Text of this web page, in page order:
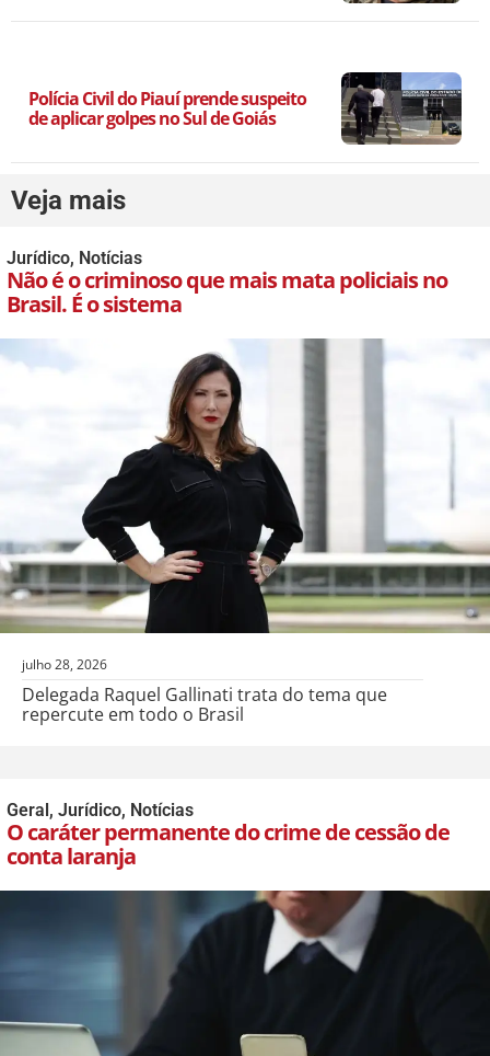
Polícia Civil do Piauí prende suspeito
de aplicar golpes no Sul de Goiás
Veja mais
Jurídico, Notícias
Não é o criminoso que mais mata policiais no
Brasil. É o sistema
julho 28, 2026
Delegada Raquel Gallinati trata do tema que
repercute em todo o Brasil
Geral, Jurídico, Notícias
O caráter permanente do crime de cessão de
conta laranja